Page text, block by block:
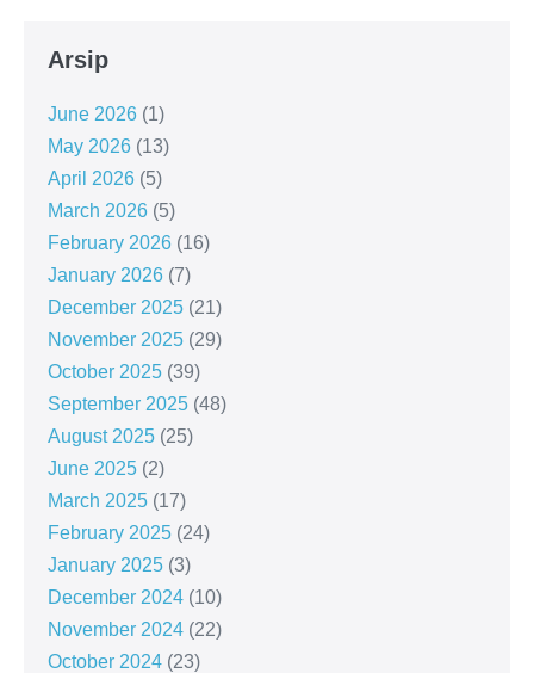
Arsip
June 2026 (1)
May 2026 (13)
April 2026 (5)
March 2026 (5)
February 2026 (16)
January 2026 (7)
December 2025 (21)
November 2025 (29)
October 2025 (39)
September 2025 (48)
August 2025 (25)
June 2025 (2)
March 2025 (17)
February 2025 (24)
January 2025 (3)
December 2024 (10)
November 2024 (22)
October 2024 (23)